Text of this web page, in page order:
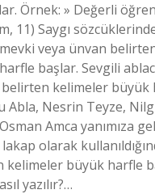
Örnek: » Değerli
11) Saygı
veya ünvan
başlar. Sevgili
belirten kelimeler büyük
Abla, Nesrin Teyze,
Amca yanımıza
olarak
kelimeler büyük harfle
yazılır?…